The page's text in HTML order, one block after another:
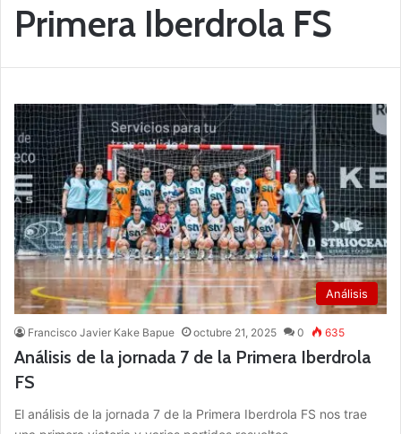
Primera Iberdrola FS
Análisis
Francisco Javier Kake Bapue octubre 21, 2025 0 635
Análisis de la jornada 7 de la Primera Iberdrola
FS
El análisis de la jornada 7 de la Primera Iberdrola FS nos trae